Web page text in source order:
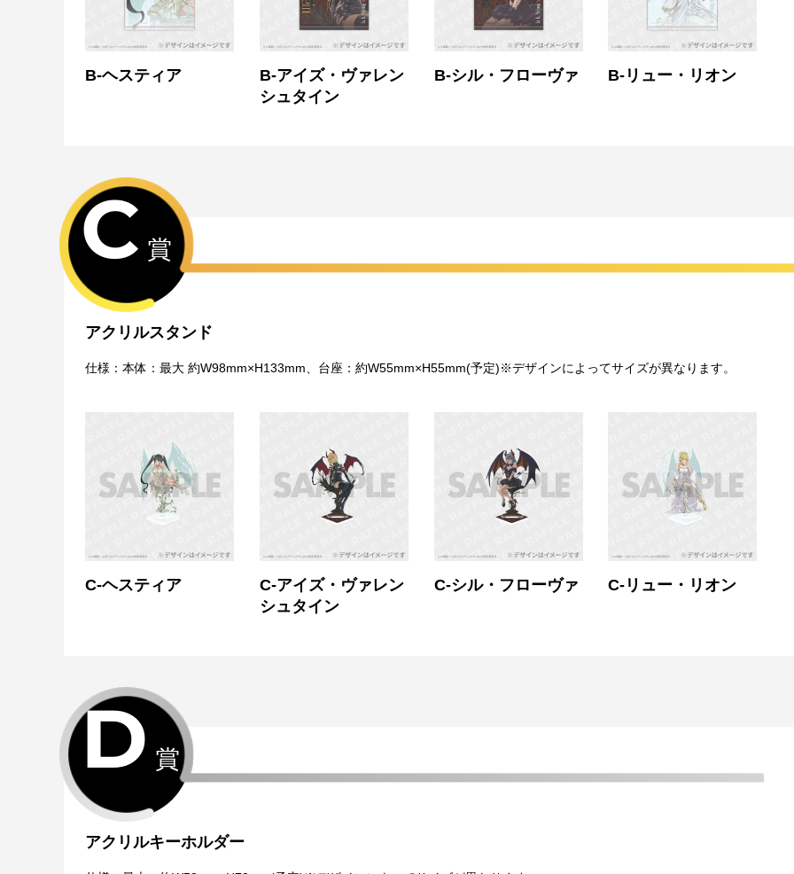
B-ヘスティア
B-アイズ・ヴァレン
シュタイン
B-シル・フローヴァ B-リュー・リオン
C 賞
アクリルスタンド
仕様：本体：最大 約W98mm×H133mm、台座：約W55mm×H55mm(予定)※デザインによってサイズが異なります。
C-ヘスティア
C-アイズ・ヴァレン
シュタイン
C-シル・フローヴァ C-リュー・リオン
D 賞
アクリルキーホルダー